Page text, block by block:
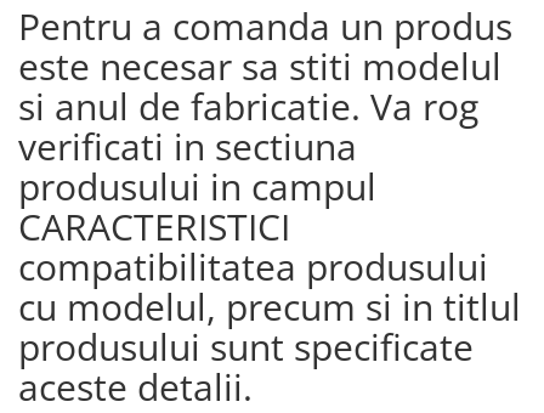
Pentru a comanda un produs
este necesar sa stiti modelul
si anul de fabricatie. Va rog
verificati in sectiuna
produsului in campul
CARACTERISTICI
compatibilitatea produsului
cu modelul, precum si in titlul
produsului sunt specificate
aceste detalii.